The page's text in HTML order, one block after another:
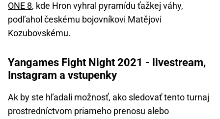
ONE 8, kde Hron vyhral pyramídu ťažkej váhy,
podľahol českému bojovníkovi Matějovi
Kozubovskému.
Yangames Fight Night 2021 - livestream,
Instagram a vstupenky
Ak by ste hľadali možnosť, ako sledovať tento turnaj
prostredníctvom priameho prenosu alebo